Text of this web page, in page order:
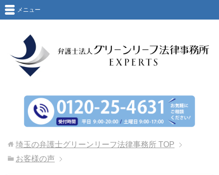
メニュー
埼玉の弁護士グリーンリーフ法律事務所 TOP
お客様の声